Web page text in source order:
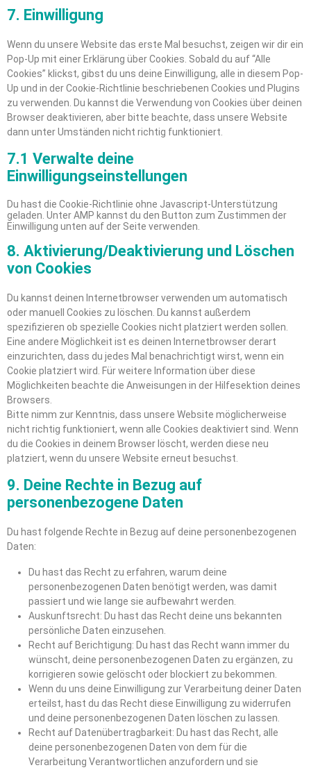
7. Einwilligung
Wenn du unsere Website das erste Mal besuchst, zeigen wir dir ein
Pop-Up mit einer Erklärung über Cookies. Sobald du auf “Alle
Cookies” klickst, gibst du uns deine Einwilligung, alle in diesem Pop-
Up und in der Cookie-Richtlinie beschriebenen Cookies und Plugins
zu verwenden. Du kannst die Verwendung von Cookies über deinen
Browser deaktivieren, aber bitte beachte, dass unsere Website
dann unter Umständen nicht richtig funktioniert.
7.1 Verwalte deine
Einwilligungseinstellungen
Du hast die Cookie-Richtlinie ohne Javascript-Unterstützung
geladen. Unter AMP kannst du den Button zum Zustimmen der
Einwilligung unten auf der Seite verwenden.
8. Aktivierung/Deaktivierung und Löschen
von Cookies
Du kannst deinen Internetbrowser verwenden um automatisch
oder manuell Cookies zu löschen. Du kannst außerdem
spezifizieren ob spezielle Cookies nicht platziert werden sollen.
Eine andere Möglichkeit ist es deinen Internetbrowser derart
einzurichten, dass du jedes Mal benachrichtigt wirst, wenn ein
Cookie platziert wird. Für weitere Information über diese
Möglichkeiten beachte die Anweisungen in der Hilfesektion deines
Browsers.
Bitte nimm zur Kenntnis, dass unsere Website möglicherweise
nicht richtig funktioniert, wenn alle Cookies deaktiviert sind. Wenn
du die Cookies in deinem Browser löscht, werden diese neu
platziert, wenn du unsere Website erneut besuchst.
9. Deine Rechte in Bezug auf
personenbezogene Daten
Du hast folgende Rechte in Bezug auf deine personenbezogenen
Daten:
Du hast das Recht zu erfahren, warum deine
personenbezogenen Daten benötigt werden, was damit
passiert und wie lange sie aufbewahrt werden.
Auskunftsrecht: Du hast das Recht deine uns bekannten
persönliche Daten einzusehen.
Recht auf Berichtigung: Du hast das Recht wann immer du
wünscht, deine personenbezogenen Daten zu ergänzen, zu
korrigieren sowie gelöscht oder blockiert zu bekommen.
Wenn du uns deine Einwilligung zur Verarbeitung deiner Daten
erteilst, hast du das Recht diese Einwilligung zu widerrufen
und deine personenbezogenen Daten löschen zu lassen.
Recht auf Datenübertragbarkeit: Du hast das Recht, alle
deine personenbezogenen Daten von dem für die
Verarbeitung Verantwortlichen anzufordern und sie